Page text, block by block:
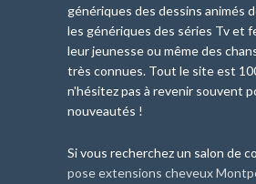
génériques des dessins animés
les génériques des séries Tv et
leur jeunesse ou même des
très connues. Tout le site est
n'hésitez pas à revenir souvent
nouveautés !
Si vous recherchez un salon de
pose extensions cheveux